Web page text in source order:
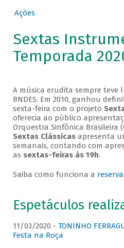
Ações
Sextas
Temporada
A música erudita sempre teve
BNDES. Em 2010, ganhou
sexta-feira com o projeto
oferecia ao público
Orquestra Sinfônica Brasileira
Sextas Clássicasapresenta
semanais, contando com
as sextas-feiras às 19h.
Saiba como funciona a
Espetáculos
11/03/2020 - TONINHO
Festa na Roça